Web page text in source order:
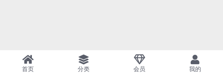
首页 分类 会员 我的